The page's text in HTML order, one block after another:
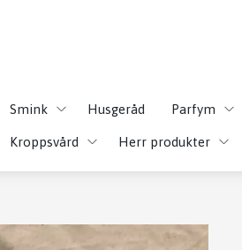
Smink Husgeråd Parfym
Kroppsvård Herr produkter